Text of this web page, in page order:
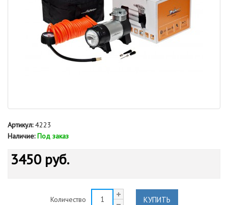
Артикул:4223
Наличие: Под заказ
3450 руб.
Количество КУПИТЬ